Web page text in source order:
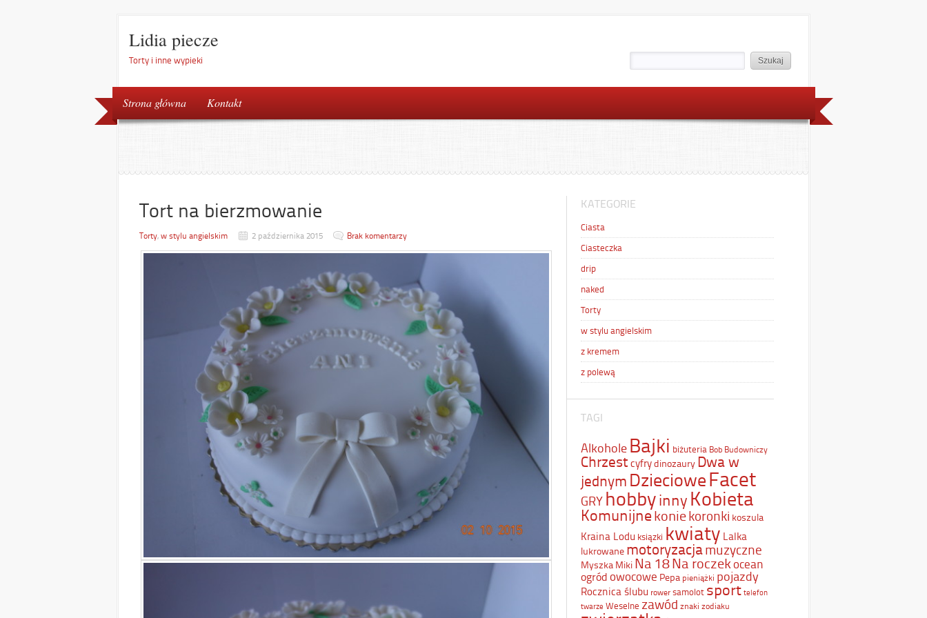
Lidia piecze
Torty i inne wypieki
Strona główna Kontakt
Tort na bierzmowanie
Torty, w stylu angielskim 2 października 2015 Brak komentarzy
KATEGORIE
Ciasta
Ciasteczka
drip
naked
Torty
w stylu angielskim
z kremem
z polewą
TAGI
Alkohole Bajki biżuteria Bob Budowniczy
Chrzest cyfrydinozaury Dwa w
jednym DziecioweFacet
GRY hobbyinny Kobieta
Komunijnekoniekoronki koszula
Kraina Lodu ksiązki kwiaty Lalka
lukrowane motoryzacjamuzyczne
Myszka Miki Na 18Na roczekocean
ogród owocowe Pepa pieniążki pojazdy
Rocznica ślubu rower samolot sport telefon
twarze Weselne zawód znaki zodiaku